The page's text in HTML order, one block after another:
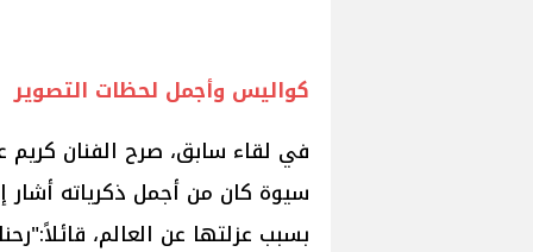
كواليس وأجمل لحظات التصوير
في لقاء سابق، صرح الفنان
سيوة كان من أجمل ذكرياته أشار
بسبب عزلتها عن العالم،